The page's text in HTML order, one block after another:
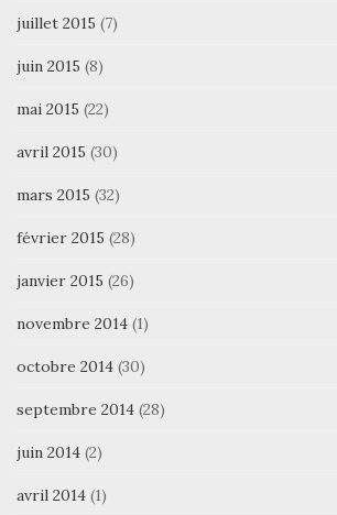
juillet 2015 (7)
juin 2015 (8)
mai 2015 (22)
avril 2015 (30)
mars 2015 (32)
février 2015 (28)
janvier 2015 (26)
novembre 2014 (1)
octobre 2014 (30)
septembre 2014 (28)
juin 2014 (2)
avril 2014 (1)